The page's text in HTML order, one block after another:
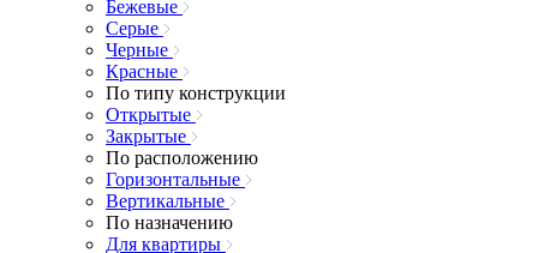
Бежевые
Серые
Черные
Красные
По типу конструкции
Открытые
Закрытые
По расположению
Горизонтальные
Вертикальные
По назначению
Для квартиры